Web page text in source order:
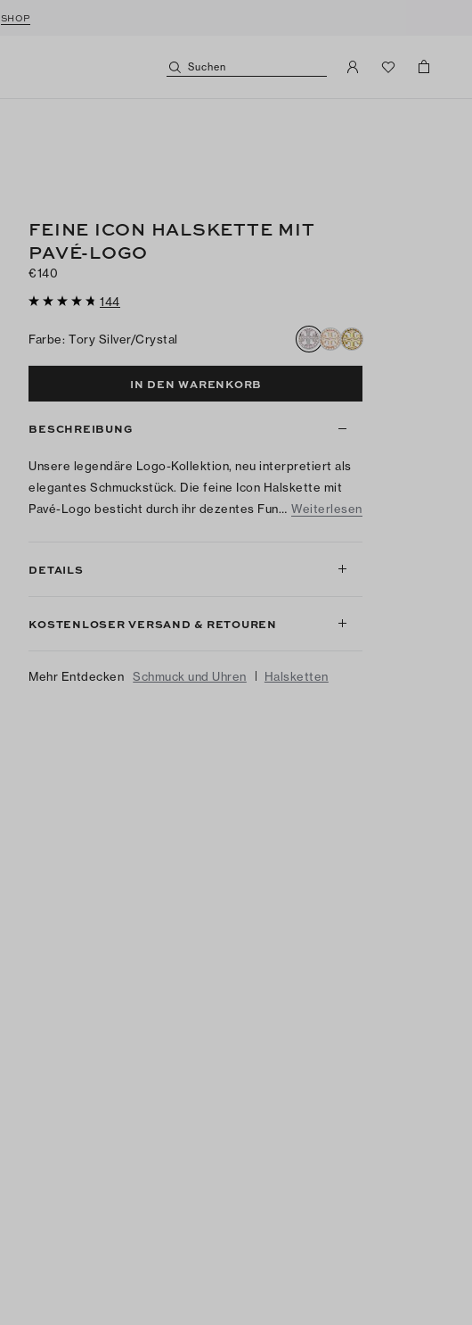
SHOP
Suchen
FEINE ICON HALSKETTE MIT
PAVÉ-LOGO
€140
144
Farbe: Tory Silver/crystal
IN DEN WARENKORB
BESCHREIBUNG
Unsere legendäre Logo-Kollektion, neu interpretiert als
elegantes Schmuckstück. Die feine Icon Halskette mit
Pavé-Logo besticht durch ihr dezentes Fun… Weiterlesen
DETAILS
KOSTENLOSER VERSAND & RETOUREN
Mehr Entdecken Schmuck und Uhren | Halsketten